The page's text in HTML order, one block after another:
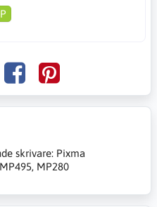
skrivare: Pixma
MP280